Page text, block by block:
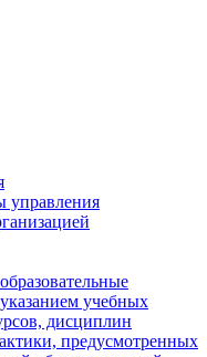
управления
учебных
дисциплин
предусмотренных